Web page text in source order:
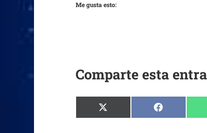
Me gusta esto:
Comparte esta